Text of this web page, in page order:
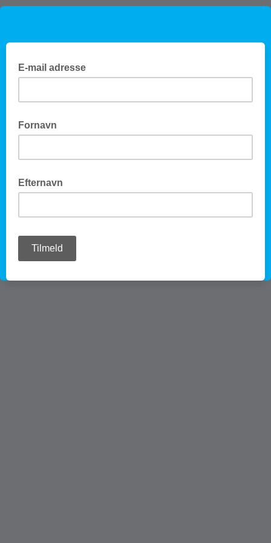
E-mail adresse
Fornavn
Efternavn